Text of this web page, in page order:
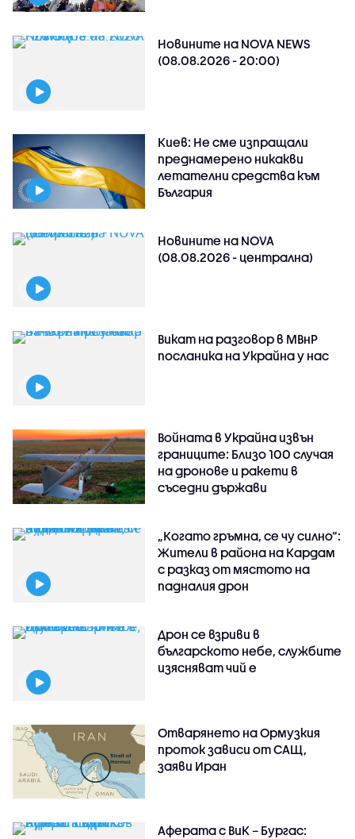
Новините на NOVA NEWS
(08.08.2026 - 20:00)
Киев: Не сме изпращали
преднамерено никакви
летателни средства към
България
Новините на NOVA
(08.08.2026 - централна)
Викат на разговор в МВнР
посланика на Украйна у нас
Войната в Украйна извън
границите: Близо 100 случая
на дронове и ракети в
съседни държави
„Когато гръмна, се чу силно“:
Жители в района на Кардам
с разказ от мястото на
падналия дрон
Дрон се взриви в
българското небе, службите
изясняват чий е
Отварянето на Ормузкия
проток зависи от САЩ,
заяви Иран
Аферата с ВиК – Бургас: